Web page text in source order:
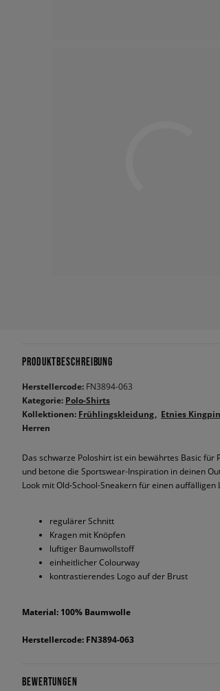
PRODUKTBESCHREIBUNG
Herstellercode: FN3894-063
Kategorie: Polo-Shirts
Kollektionen: Frühlingskleidung
Etnies Kingpin
Herren
Das schwarze Poloshirt ist ein bewährtes Basic
und betone die Sportswear-Inspiration in deinen
Look mit Old-School-Sneakern für einen auffälligen
regulärer Schnitt
Kragen mit Knöpfen
luftiger Baumwollstoff
einheitlicher Colourway
kontrastierendes Logo auf der Brust
Material: 100% Baumwolle
Herstellercode: FN3894-063
BEWERTUNGEN